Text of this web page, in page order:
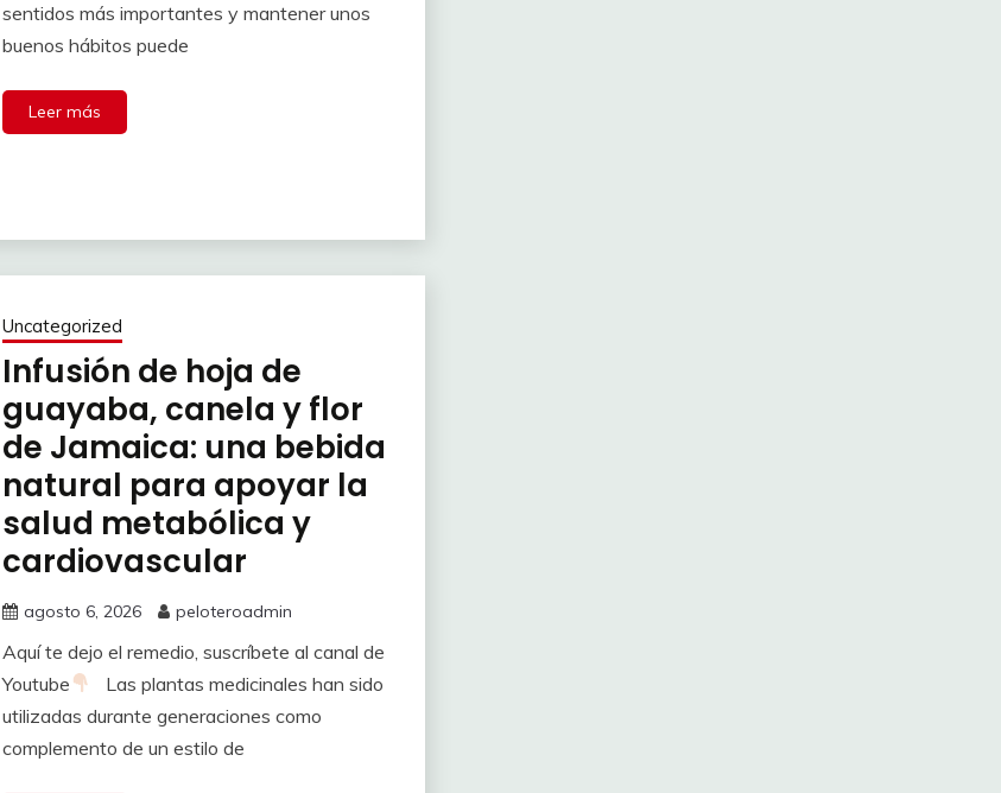
sentidos más importantes y mantener unos
buenos hábitos puede
Leer más
Uncategorized
Infusión de hoja de
guayaba, canela y flor
de Jamaica: una bebida
natural para apoyar la
salud metabólica y
cardiovascular
agosto 6, 2026 peloteroadmin
Aquí te dejo el remedio, suscríbete al canal de
Youtube
Las plantas medicinales han sido
utilizadas durante generaciones como
complemento de un estilo de